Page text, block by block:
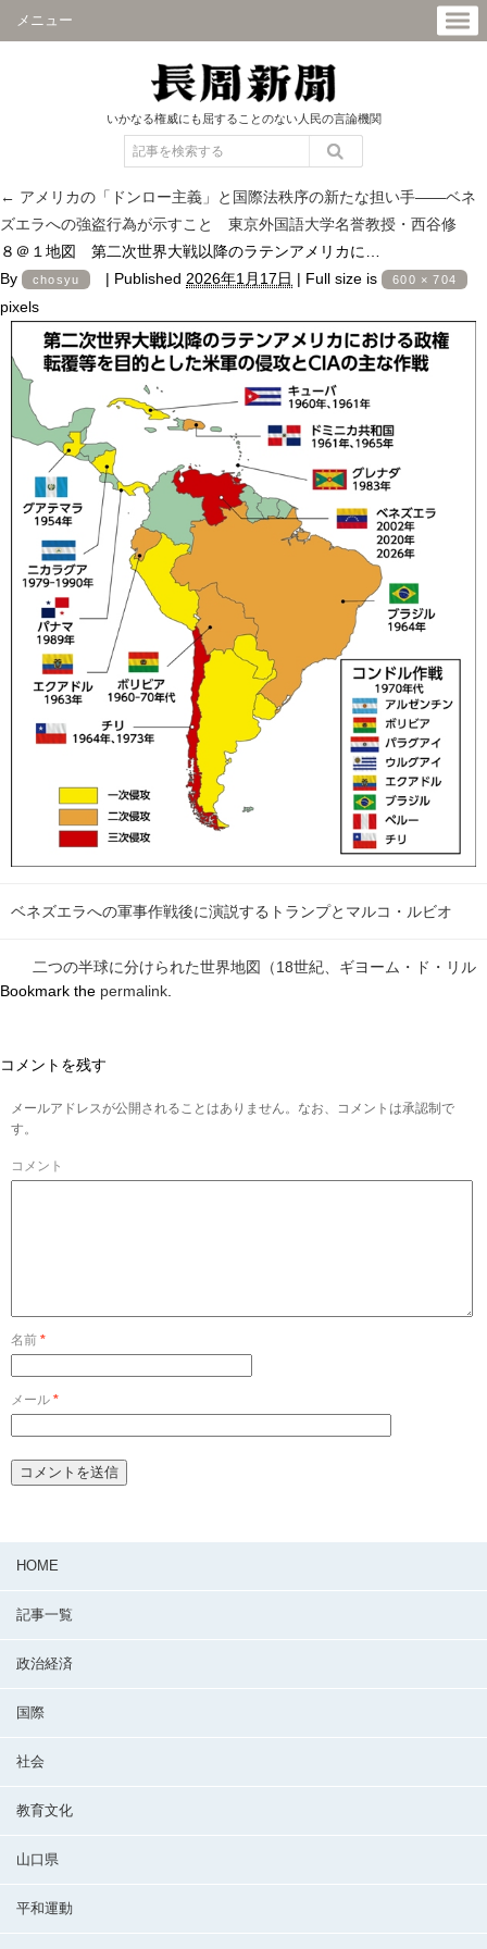
メニュー
いかなる権威にも屈することのない人民の言論機関
← アメリカの「ドンロー主義」と国際法秩序の新たな担い手――ベネ
ズエラへの強盗行為が示すこと 東京外国語大学名誉教授・西谷修
８＠１地図 第二次世界大戦以降のラテンアメリカに…
By
chosyu | Published 2026年1月17日 | Full size is 600 × 704
pixels
ベネズエラへの軍事作戦後に演説するトランプとマルコ・ルビオ
二つの半球に分けられた世界地図（18世紀、ギヨーム・ド・リル
Bookmark the permalink
コメントを残す
メールアドレスが公開されることはありません。なお、コメントは承認制で
す。
コメント
名前 *
メール *
HOME
記事一覧
政治経済
国際
社会
教育文化
山口県
平和運動